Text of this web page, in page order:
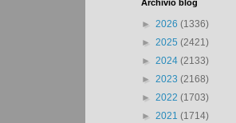
Archivio blog
► 2026 (1336)
► 2025 (2421)
► 2024 (2133)
► 2023 (2168)
► 2022 (1703)
► 2021 (1714)